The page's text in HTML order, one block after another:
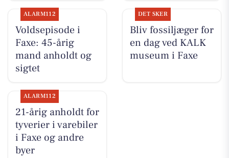
ALARM112
Voldsepisode i
Faxe: 45-årig
mand anholdt og
sigtet
DET SKER
Bliv fossiljæger for
en dag ved KALK
museum i Faxe
ALARM112
21-årig anholdt for
tyverier i varebiler
i Faxe og andre
byer